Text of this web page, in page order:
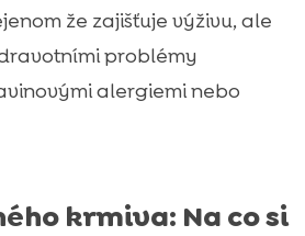
že zajišťuje výživu, ale
problémy
alergiemi nebo
krmiva: Na co si